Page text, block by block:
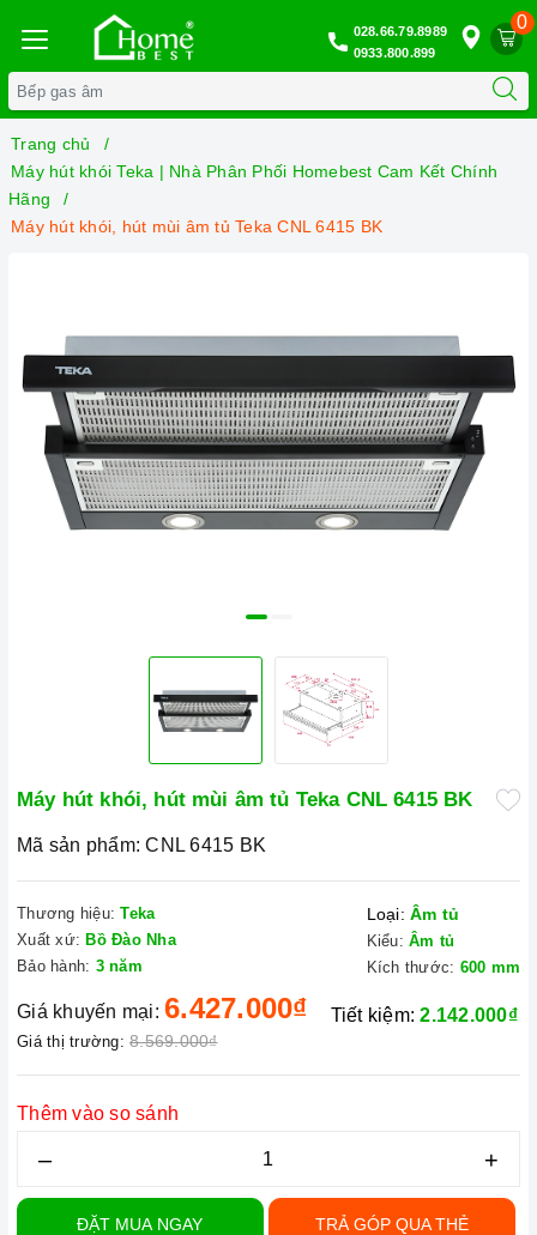
0
028.66.79.8989
0933.800.899
Trang chủ
Máy hút khói Teka | Nhà Phân Phối Homebest Cam Kết Chính
Hãng
Máy hút khói, hút mùi âm tủ Teka CNL 6415 BK
Máy hút khói, hút mùi âm tủ Teka CNL 6415 BK
Mã sản phẩm: CNL 6415 BK
Thương hiệu: Teka
Xuất xứ: Bồ Đào Nha
Bảo hành: 3 năm
Loại: Âm tủ
Kiểu: Âm tủ
Kích thước: 600 mm
Giá khuyến mại: 6.427.000₫
Giá thị trường: 8.569.000₫
Tiết kiệm:2.142.000₫
Thêm vào so sánh
– +
ĐẶT MUA NGAY TRẢ GÓP QUA THẺ